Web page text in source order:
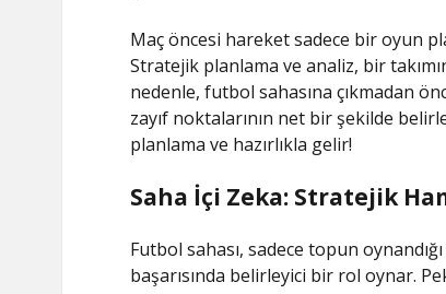
Maç öncesi hareket sadece bir oyun
Stratejik planlama ve analiz, bir
nedenle, futbol sahasına çıkmadan
zayıf noktalarının net bir şekilde
planlama ve hazırlıkla gelir!
Saha İçi Zeka: Stratejik
Futbol sahası, sadece topun
başarısında belirleyici bir rol oynar.